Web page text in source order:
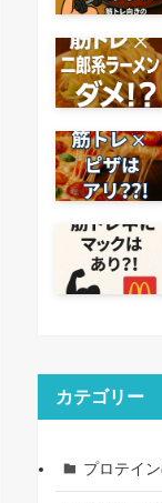
カテゴリー
プロテイ